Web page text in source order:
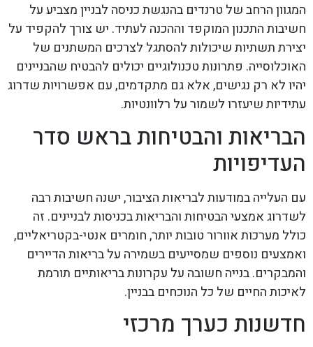
המגוון הרחב של טרנדים בהנגשת כניסה לבניין מצביע על
חשיבות התכנון המוקפד וההכנה לעתיד. יש צורך להקפיד על
יצירת תשתיות שיכולות להסתגל לצרכים המשתנים של
האוכלוסייה. פתרונות טכנולוגיים יכולים להבטיח שהבניינים
יהיו לא רק נגישים, אלא גם מתקדמים, עם אפשרויות שדרוג
עתידיות שיעזרו לשמור על רלוונטיות.
הבריאות והבטיחות בראש סדר
העדיפויות
עם העלייה במודעות לבריאות הציבור, ישנה חשיבות רבה
לשדרוג אמצעי הבטיחות והבריאות בכניסות לבניינים. זה
כולל מערכות אוורור טובות יותר, חומרים אנטי-בקטריאליים,
ואמצעים נוספים שמסייעים בשמירה על בריאות הדיירים
והמבקרים. בנייה חשובה על עקרונות בריאותיים תורמת
לאיכות החיים של כל הנוכחים בבניין.
חדשנות כערך מרכזי